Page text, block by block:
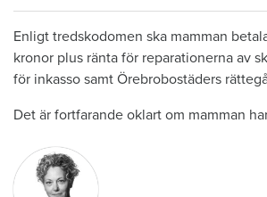
Enligt tredskodomen ska mamman
kronor plus ränta för reparationerna av
för inkasso samt Örebrobostäders
Det är fortfarande oklart om mamman